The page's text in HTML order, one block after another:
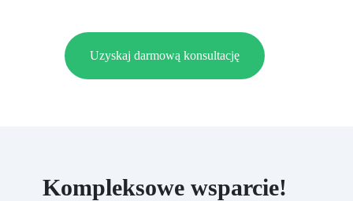
Uzyskaj darmową konsultację
Kompleksowe wsparcie!